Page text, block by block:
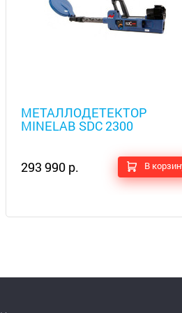
МЕТАЛЛОДЕТЕКТОР
MINELAB SDC 2300
293 990 р. В